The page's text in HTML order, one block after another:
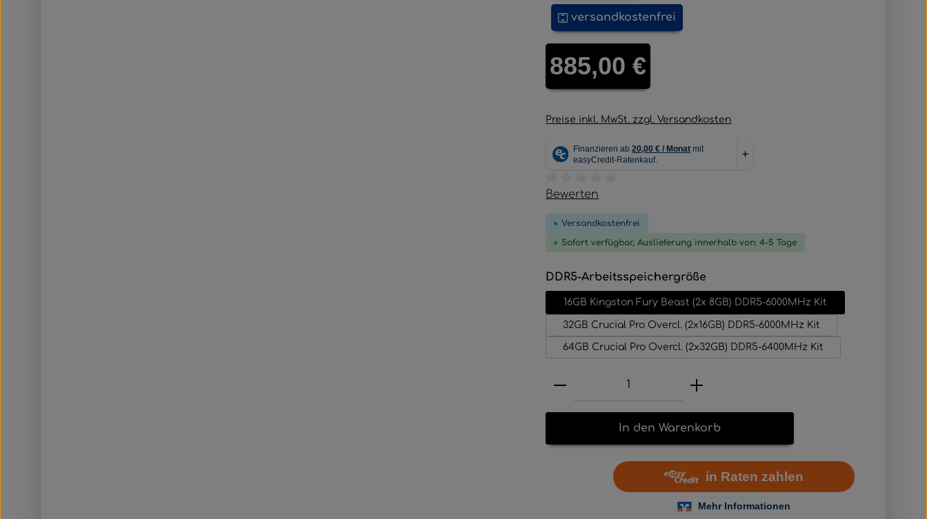
versandkostenfrei
885,00 €
Preise inkl. MwSt. zzgl. Versandkosten
Durchschnittliche Bewertung von 0 von 5 Sternen
Bewerten
Versandkostenfrei
Sofort verfügbar, Auslieferung innerhalb von: 4-5 Tage
DDR5-Arbeitsspeichergrößeauswählen
16GB Kingston Fury Beast (2x 8GB) DDR5-6000MHz Kit
32GB Crucial Pro Overcl. (2x16GB) DDR5-6000MHz Kit
64GB Crucial Pro Overcl. (2x32GB) DDR5-6400MHz Kit
Produkt Anzahl: Gib den gewünschten
In den Warenkorb